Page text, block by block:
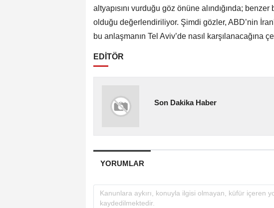
altyapısını vurduğu göz önüne alındığında;
olduğu değerlendiriliyor. Şimdi gözler, ABD’nin
bu anlaşmanın Tel Aviv’de nasıl karşılanacağına
EDİTÖR
Son Dakika Haber
YORUMLAR